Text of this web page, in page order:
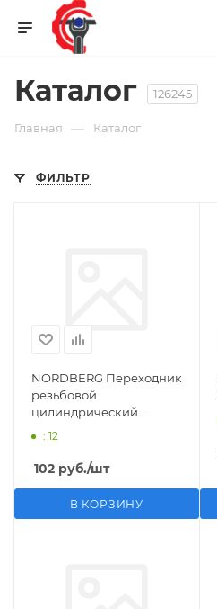
Каталог 126245
Главная — Каталог
ФИЛЬТР
NORDBERG Переходник
резьбовой
цилиндрический
M1/2">F1/4"
: 12
102 руб./шт
В КОРЗИНУ